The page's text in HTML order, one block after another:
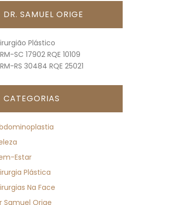
DR. SAMUEL ORIGE
Plástico
SC 17902 RQE 10109
RS 30484 RQE 25021
CATEGORIAS
Estar
Plástica
Na Face
Samuel Orige